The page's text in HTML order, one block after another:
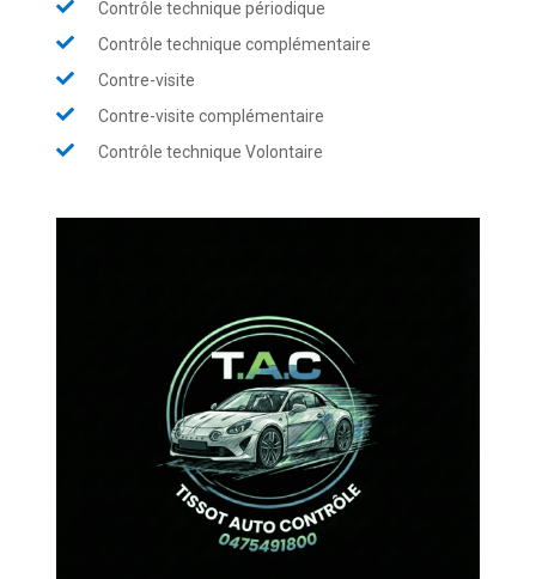
Contrôle technique périodique
Contrôle technique complémentaire
Contre-visite
Contre-visite complémentaire
Contrôle technique Volontaire